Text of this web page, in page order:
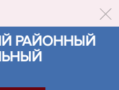
РАЙОННЫЙ